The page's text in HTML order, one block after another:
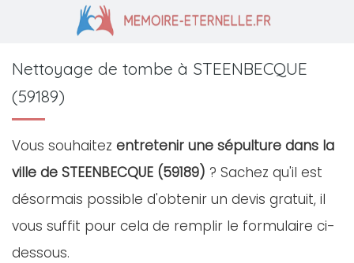
Nettoyage de tombe à STEENBECQUE
(59189)
Vous souhaitez entretenir une sépulture dans la
ville de STEENBECQUE (59189) ? Sachez qu'il est
désormais possible d'obtenir un devis gratuit, il
vous suffit pour cela de remplir le formulaire ci-
dessous.